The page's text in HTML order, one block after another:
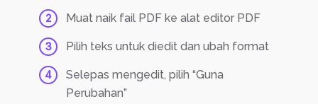
2 Muat naik fail PDF ke alat editor PDF
3 Pilih teks untuk diedit dan ubah format
4
Selepas mengedit, pilih “Guna
Perubahan”